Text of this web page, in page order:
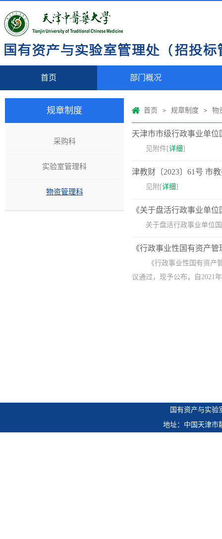
首页 部门概况
规章制度
采购科
实验室管理科
物资管理科
首页 > 规章制度 > 物
天津市市级行政事业单
见附件[详细]
津教财〔2023〕61号 市
‍​见附[详细]
《关于盘活行政事业单
关于盘活行政事业单位
《行政事业性国有资产
《行政事业性国有资产
议通过，现予公布，自2021
国有资产与实验
地址：中国天津市